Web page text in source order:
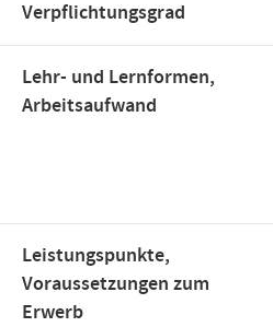
Verpflichtungsgrad
Lehr- und Lernformen,
Arbeitsaufwand
Leistungspunkte,
Voraussetzungen zum
Erwerb